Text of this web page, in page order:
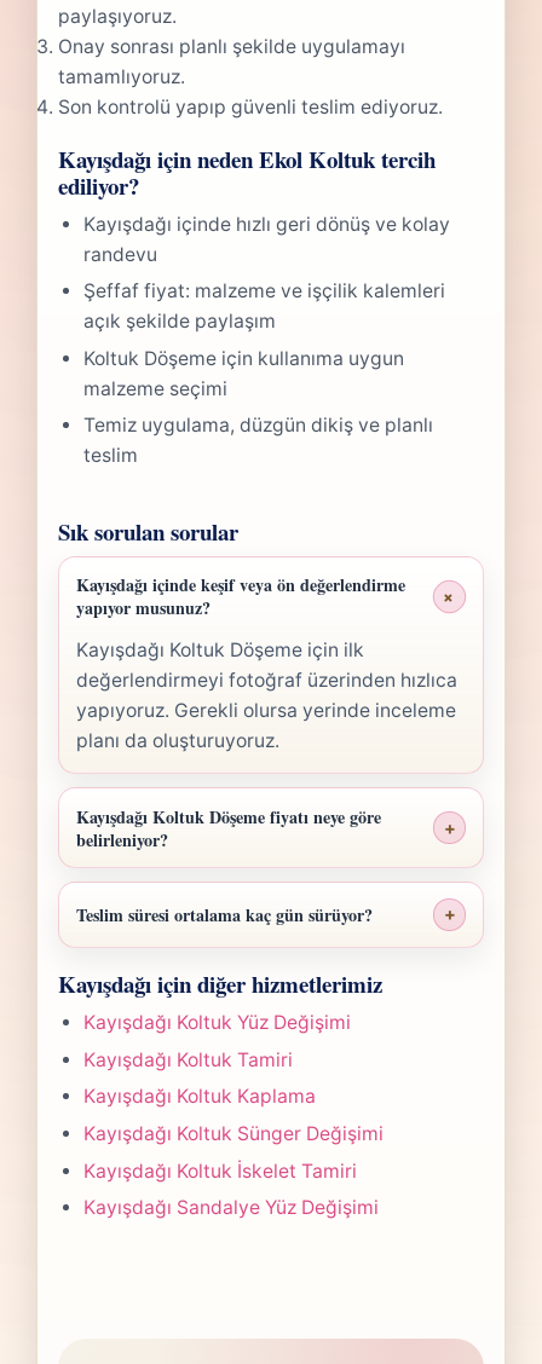
paylaşıyoruz.
Onay sonrası planlı şekilde uygulamayı
tamamlıyoruz.
Son kontrolü yapıp güvenli teslim ediyoruz.
Kayışdağı için neden Ekol Koltuk tercih
ediliyor?
Kayışdağı içinde hızlı geri dönüş ve kolay
randevu
Şeffaf fiyat: malzeme ve işçilik kalemleri
açık şekilde paylaşım
Koltuk Döşeme için kullanıma uygun
malzeme seçimi
Temiz uygulama, düzgün dikiş ve planlı
teslim
Sık sorulan sorular
Kayışdağı içinde keşif veya ön değerlendirme
yapıyor musunuz?
+
Kayışdağı Koltuk Döşeme için ilk
değerlendirmeyi fotoğraf üzerinden hızlıca
yapıyoruz. Gerekli olursa yerinde inceleme
planı da oluşturuyoruz.
Kayışdağı Koltuk Döşeme fiyatı neye göre
belirleniyor?
+
Kayışdağı Koltuk Döşeme fiyatı; ölçü,
malzeme sınıfı, işçilik yoğunluğu ve teslim
planına göre belirlenir. Fotoğraf
gönderdiğinizde hızlıca anlaşılır bir aralık
paylaşırız.
Teslim süresi ortalama kaç gün sürüyor? +
yapılan işlemin kapsamına göre değişir.
Çoğu projede 5-7 iş günü hedefiyle çalışır,
olası değişikliği önceden bildiririz.
Kayışdağı için diğer hizmetlerimiz
Kayışdağı Koltuk Yüz Değişimi
Kayışdağı Koltuk Tamiri
Kayışdağı Koltuk Kaplama
Kayışdağı Koltuk Sünger Değişimi
Kayışdağı Koltuk İskelet Tamiri
Kayışdağı Sandalye Yüz Değişimi